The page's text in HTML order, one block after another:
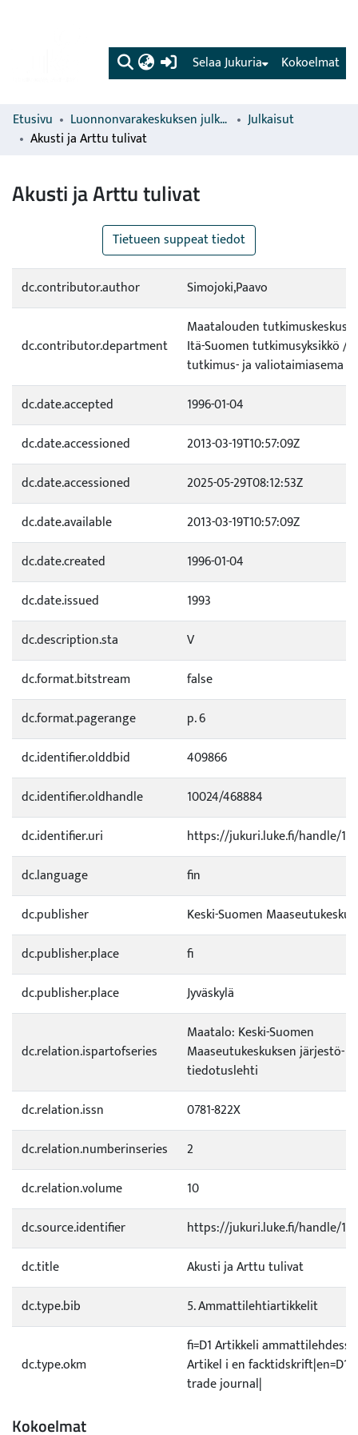
(current) Kokoelmat
Selaa Jukuria
Etusivu Luonnonvarakeskuksen julkaisut
Julkaisut
Akusti ja Arttu tulivat
Akusti ja Arttu tulivat
Tietueen suppeat tiedot
dc.contributor.author Simojoki,Paavo
dc.contributor.department
Maatalouden tutkimuskeskus
Itä-Suomen tutkimusyksikkö /
tutkimus- ja valiotaimiasema
dc.date.accepted
1996-01-04
dc.date.accessioned
2013-03-19T10:57:09Z
dc.date.accessioned
2025-05-29T08:12:53Z
dc.date.available
2013-03-19T10:57:09Z
dc.date.created
1996-01-04
dc.date.issued
1993
dc.description.sta
V
dc.format.bitstream
false
dc.format.pagerange
p. 6
dc.identifier.olddbid
409866
dc.identifier.oldhandle
10024/468884
dc.identifier.uri
https://jukuri.luke.fi/handle/
dc.language
fin
dc.publisher
Keski-Suomen Maaseutukeskus
dc.publisher.place
fi
dc.publisher.place
Jyväskylä
dc.relation.ispartofseries
Maatalo: Keski-Suomen
Maaseutukeskuksen järjestö- ja
tiedotuslehti
dc.relation.issn
0781-822X
dc.relation.numberinseries
2
dc.relation.volume
10
dc.source.identifier
https://jukuri.luke.fi/handle/
dc.title
Akusti ja Arttu tulivat
dc.type.bib
5. Ammattilehtiartikkelit
dc.type.okm
fi=D1 Artikkeli
Artikel i en facktidskrift|en=D1
trade journal|
Kokoelmat